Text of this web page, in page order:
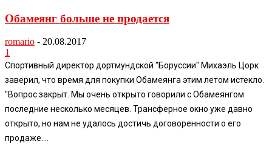
Обамеянг больше не продается
romario - 20.08.2017
1
Спортивный директор дортмундской "Боруссии" Михаэль Цорк
заверил, что время для покупки Обамеянга этим летом истекло.
"Вопрос закрыт. Мы очень открыто говорили с Обамеянгом
последние несколько месяцев. Трансферное окно уже давно
открыто, но нам не удалось достичь договоренности о его
продаже....